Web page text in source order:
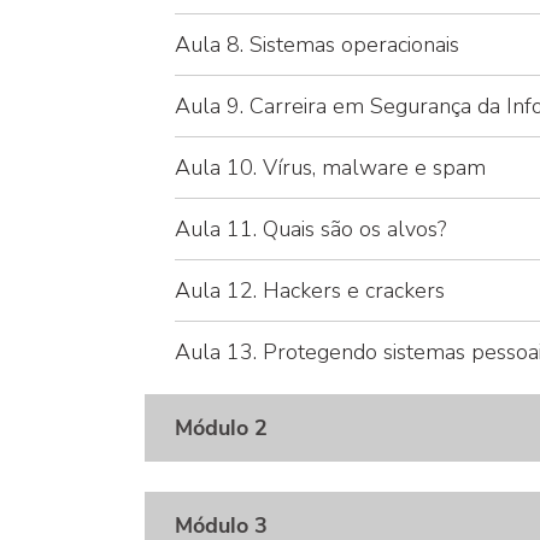
Aula 8. Sistemas operacionais
Aula 9. Carreira em Segurança da
Aula 10. Vírus, malware e spam
Aula 11. Quais são os alvos?
Aula 12. Hackers e crackers
Aula 13. Protegendo sistemas
Módulo 2
Módulo 3